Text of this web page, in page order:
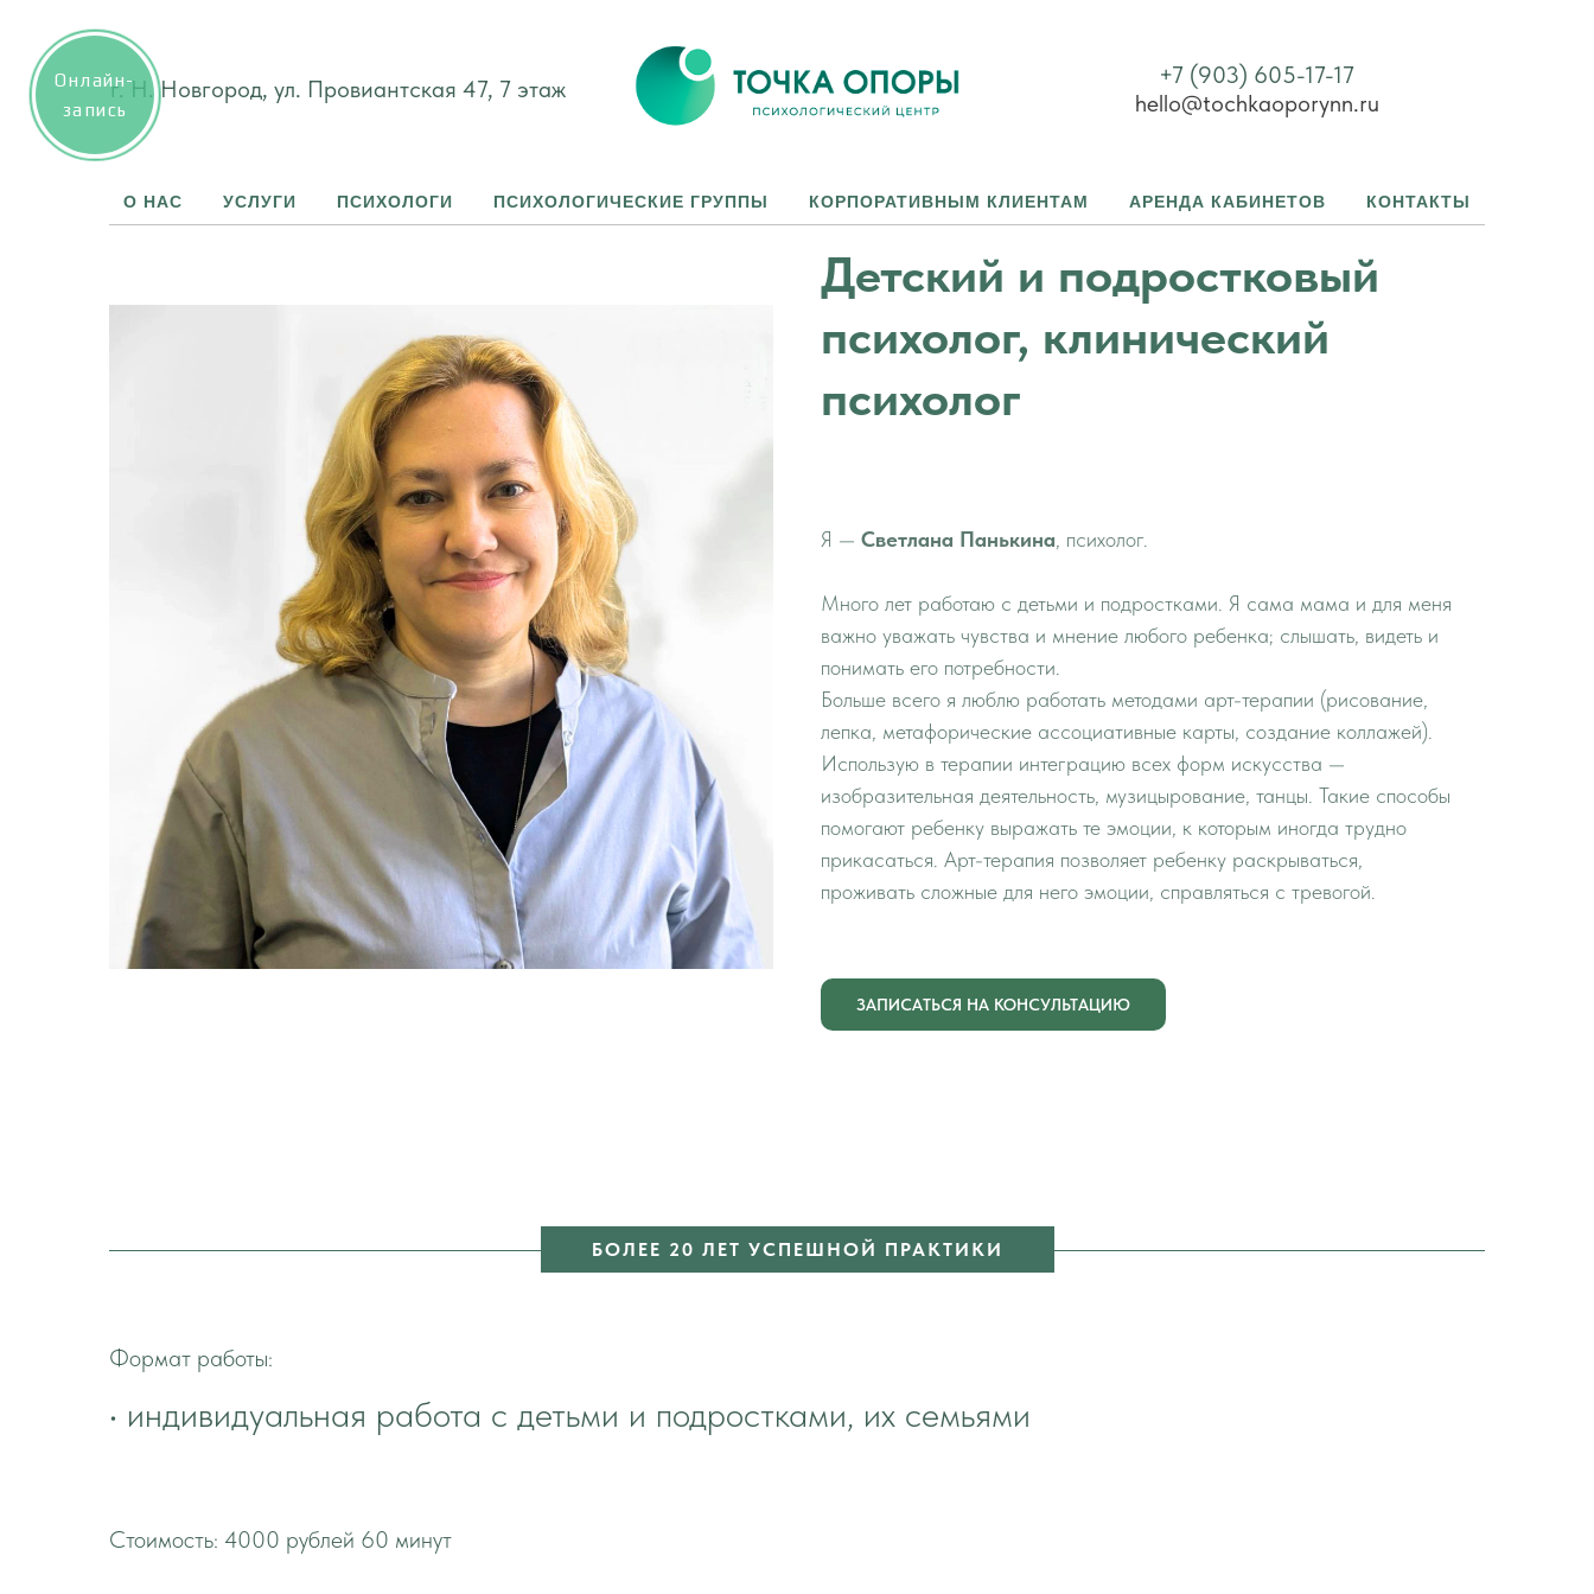
г. Н. Новгород, ул. Провиантская 47, 7 этаж
+7 (903) 605-17-17
hello@tochkaoporynn.ru
О НАС УСЛУГИ ПСИХОЛОГИ ПСИХОЛОГИЧЕСКИЕ ГРУППЫ КОРПОРАТИВНЫМ КЛИЕНТАМ АРЕНДА КАБИНЕТОВ КОНТАКТЫ
Детский и подростковый
психолог, клинический
психолог
Я — Светлана Панькина , психолог.
Много лет работаю с детьми и подростками. Я сама мама и для меня
важно уважать чувства и мнение любого ребенка; слышать, видеть и
понимать его потребности.
Больше всего я люблю работать методами арт-терапии (рисование,
лепка, метафорические ассоциативные карты, создание коллажей).
Использую в терапии интеграцию всех форм искусства —
изобразительная деятельность, музицырование, танцы. Такие способы
помогают ребенку выражать те эмоции, к которым иногда трудно
прикасаться. Арт-терапия позволяет ребенку раскрываться,
проживать сложные для него эмоции, справляться с тревогой.
ЗАПИСАТЬСЯ НА КОНСУЛЬТАЦИЮ
БОЛЕЕ 20 ЛЕТ УСПЕШНОЙ ПРАКТИКИ
Формат работы:
• индивидуальная работа с детьми и подростками, их семьями
Стоимость: 4000 рублей 60 минут
Онлайн-
запись